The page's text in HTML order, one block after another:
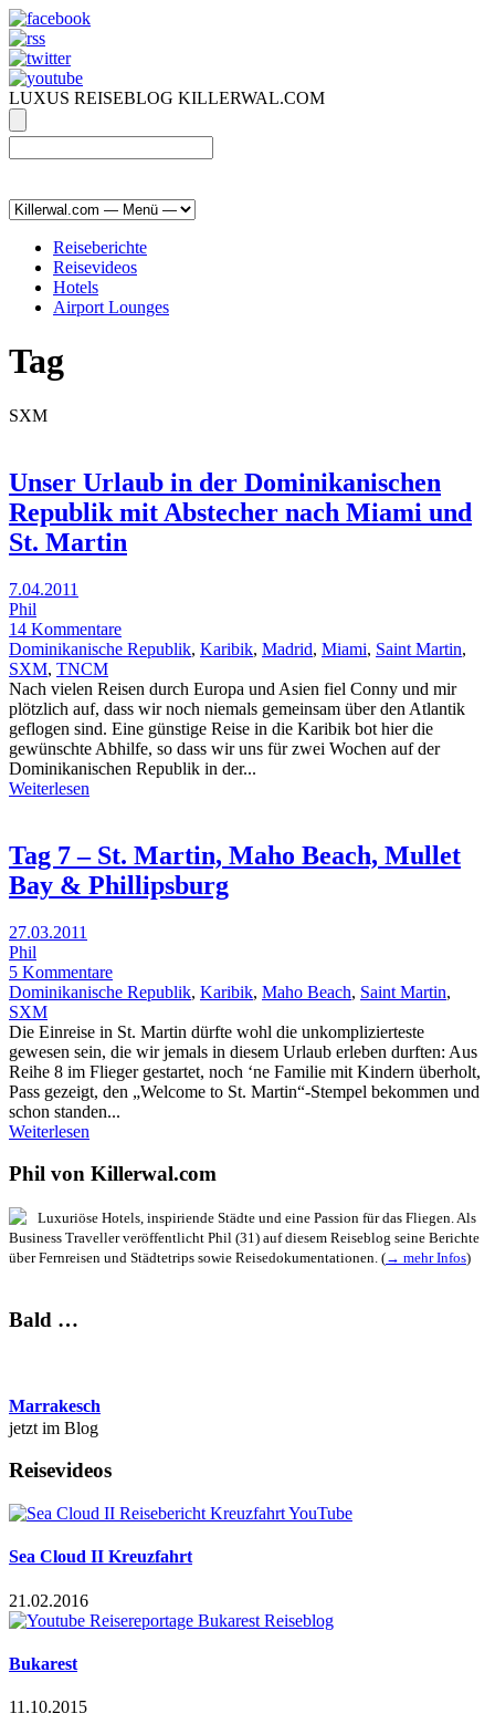
LUXUS REISEBLOG KILLERWAL.COM
Reiseberichte
Reisevideos
Hotels
Airport Lounges
Tag
SXM
Unser Urlaub in der Dominikanischen
Republik mit Abstecher nach Miami und
St. Martin
7.04.2011
Phil
14 Kommentare
Dominikanische Republik, Karibik, Madrid, Miami, Saint Martin,
SXM, TNCM
Nach vielen Reisen durch Europa und Asien fiel Conny und mir
plötzlich auf, dass wir noch niemals gemeinsam über den Atlantik
geflogen sind. Eine günstige Reise in die Karibik bot hier die
gewünschte Abhilfe, so dass wir uns für zwei Wochen auf der
Dominikanischen Republik in der...
Weiterlesen
Tag 7 – St. Martin, Maho Beach, Mullet
Bay & Phillipsburg
27.03.2011
Phil
5 Kommentare
Dominikanische Republik, Karibik, Maho Beach, Saint Martin,
SXM
Die Einreise in St. Martin dürfte wohl die unkomplizierteste
gewesen sein, die wir jemals in diesem Urlaub erleben durften: Aus
Reihe 8 im Flieger gestartet, noch ‘ne Familie mit Kindern überholt,
Pass gezeigt, den „Welcome to St. Martin“-Stempel bekommen und
schon standen...
Weiterlesen
Phil von Killerwal.com
Luxuriöse Hotels, inspiriende Städte und eine Passion für das Fliegen. Als
Business Traveller veröffentlicht Phil (31) auf diesem Reiseblog seine Berichte
über Fernreisen und Städtetrips sowie Reisedokumentationen. (→ mehr Infos)
Bald …
Marrakesch
jetzt im Blog
Reisevideos
Sea Cloud II Kreuzfahrt
21.02.2016
Bukarest
11.10.2015